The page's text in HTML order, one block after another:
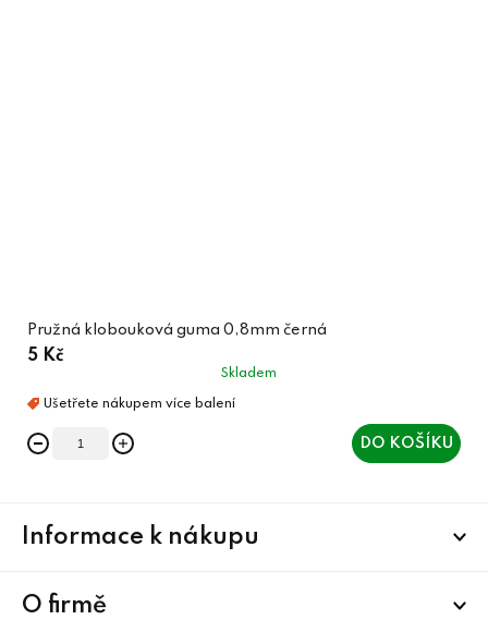
Pružná klobouková guma 0,8mm černá
5 Kč
Skladem
DO KOŠÍKU
Informace k nákupu
O firmě